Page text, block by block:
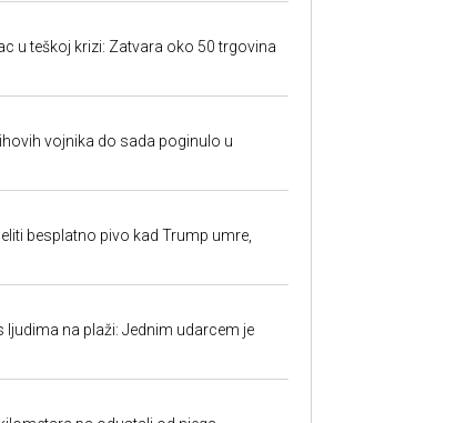
u teškoj krizi: Zatvara oko 50 trgovina
vojnika do sada poginulo u
besplatno pivo kad Trump umre,
na plaži: Jednim udarcem je